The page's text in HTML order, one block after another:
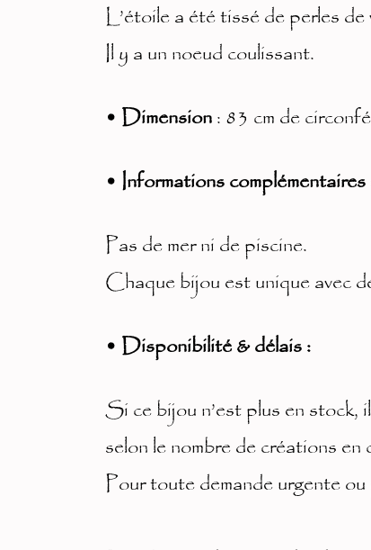
L’étoile a été tissé de perles de
Il y a un noeud coulissant.
• Dimension: 83 cm de
• Informations complémentaires
Pas de mer ni de piscine.
Chaque bijou est unique avec
• Disponibilité & délais :
Si ce bijou n’est plus en stock,
selon le nombre de créations en
Pour toute demande urgente